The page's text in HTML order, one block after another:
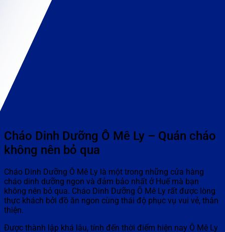
Cháo Dinh Dưỡng Ô Mê Ly – Quán cháo
không nên bỏ qua
Cháo Dinh Dưỡng Ô Mê Ly là một trong những cửa hàng
cháo dinh dưỡng ngon và đảm bảo nhất ở Huế mà bạn
không nên bỏ qua. Cháo Dinh Dưỡng Ô Mê Ly rất được lòng
thực khách bởi đồ ăn ngon cùng thái độ phục vụ vui vẻ, thân
thiện.
Được thành lập khá lâu, tính đến thời điểm hiện nay Ô Mê Ly